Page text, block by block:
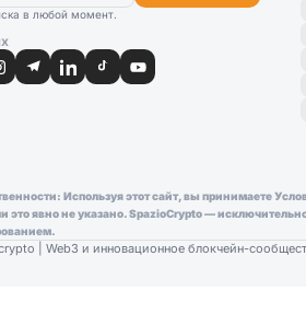
в любой момент.
Используя этот сайт, вы принимаете
это явно не указано. SpazioCrypto —
| Web3 и инновационное блокчейн-